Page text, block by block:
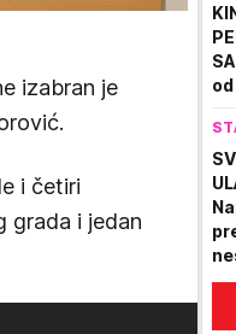
izabran je
i četiri
grada i jedan
a